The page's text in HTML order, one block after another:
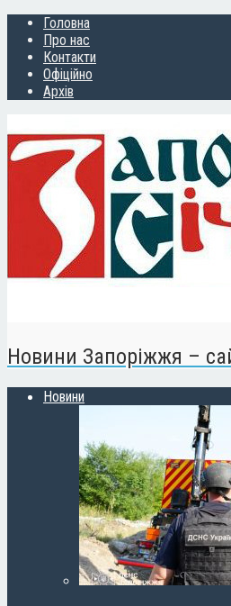
Головна
Про нас
Контакти
Офіційно
Архів
Новини Запоріжжя –
Новини